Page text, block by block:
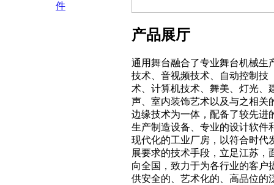
件
产品展厅
通用舞台融合了专业舞台机械生
技术、音视频技术、自动控制技
术、计算机技术、舞美、灯光、
声、室内装饰艺术以及与之相关
边缘技术为一体，配备了较先进
生产制造设备、专业的设计软件
现代化的工业厂房，以符合时代
展要求的技术手段，立足江苏，
向全国，致力于为各行业的客户
供安全的、艺术化的、高品位的